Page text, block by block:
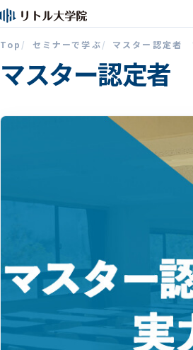
Top セミナーで学ぶ マスター認定者
マスター認定者